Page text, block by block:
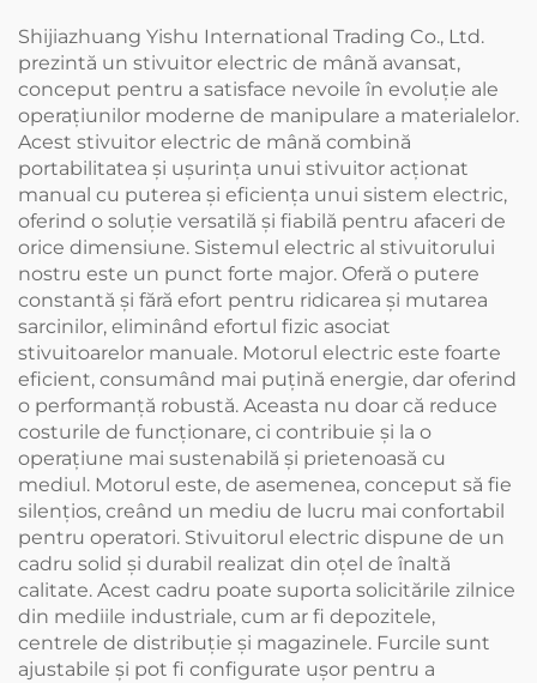
Shijiazhuang Yishu International Trading Co., Ltd.
prezintă un stivuitor electric de mână avansat,
conceput pentru a satisface nevoile în evoluție ale
operațiunilor moderne de manipulare a materialelor.
Acest stivuitor electric de mână combină
portabilitatea și ușurința unui stivuitor acționat
manual cu puterea și eficiența unui sistem electric,
oferind o soluție versatilă și fiabilă pentru afaceri de
orice dimensiune. Sistemul electric al stivuitorului
nostru este un punct forte major. Oferă o putere
constantă și fără efort pentru ridicarea și mutarea
sarcinilor, eliminând efortul fizic asociat
stivuitoarelor manuale. Motorul electric este foarte
eficient, consumând mai puțină energie, dar oferind
o performanță robustă. Aceasta nu doar că reduce
costurile de funcționare, ci contribuie și la o
operațiune mai sustenabilă și prietenoasă cu
mediul. Motorul este, de asemenea, conceput să fie
silențios, creând un mediu de lucru mai confortabil
pentru operatori. Stivuitorul electric dispune de un
cadru solid și durabil realizat din oțel de înaltă
calitate. Acest cadru poate suporta solicitările zilnice
din mediile industriale, cum ar fi depozitele,
centrele de distribuție și magazinele. Furcile sunt
ajustabile și pot fi configurate ușor pentru a